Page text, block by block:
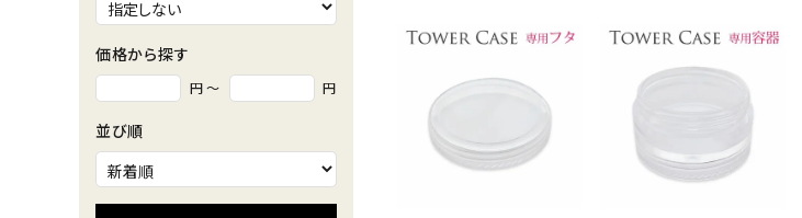
セール特集ページ
価格から探す
円 ～ 円
並び順